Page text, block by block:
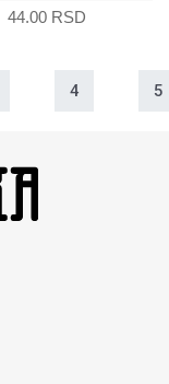
44.00 RSD
4 5